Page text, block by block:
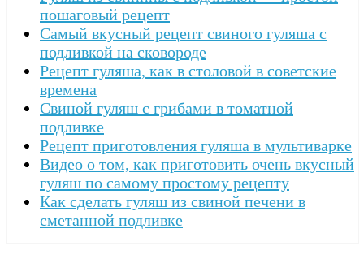
пошаговый рецепт
Самый вкусный рецепт свиного гуляша с
подливкой на сковороде
Рецепт гуляша, как в столовой в советские
времена
Свиной гуляш с грибами в томатной
подливке
Рецепт приготовления гуляша в мультиварке
Видео о том, как приготовить очень вкусный
гуляш по самому простому рецепту
Как сделать гуляш из свиной печени в
сметанной подливке